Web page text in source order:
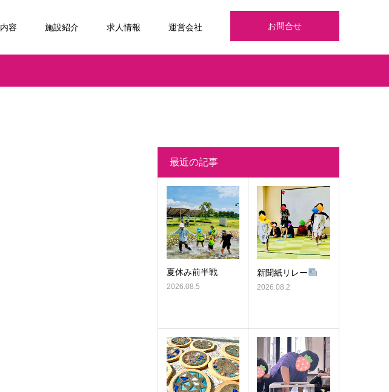
お問合せ
容 施設紹介 求人情報 運営会社
最近の記事
夏休み前半戦
2026.08.5
新聞紙リレー
2026.08.2